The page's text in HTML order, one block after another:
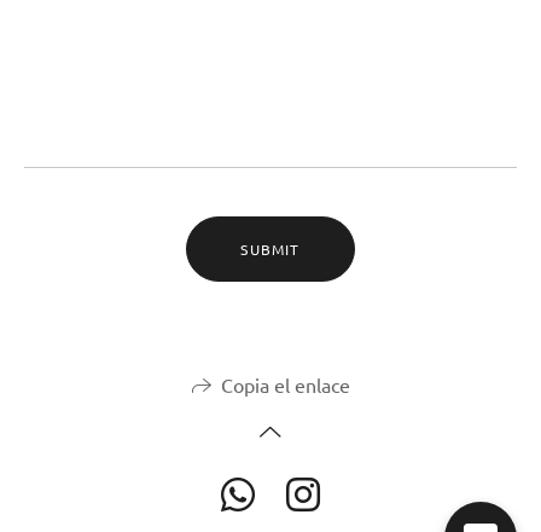
SUBMIT
Copia el enlace